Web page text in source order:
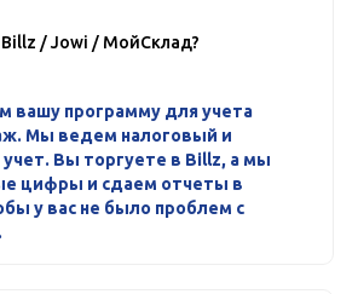
Billz / Jowi / МойСклад?
вашу программу для учета
Мы ведем налоговый и
учет. Вы торгуете в Billz, а мы
цифры и сдаем отчеты в
у вас не было проблем с